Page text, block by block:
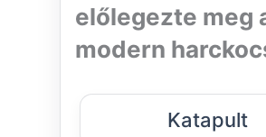
előlegezte meg
modern
Katapult